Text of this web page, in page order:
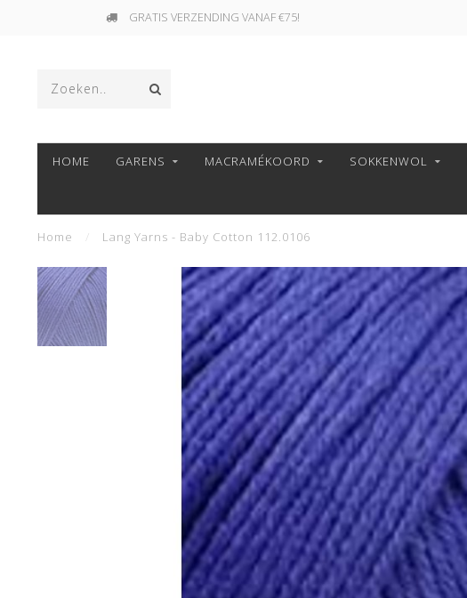
GRATIS VERZENDING VANAF €75!
HOME GARENS MACRAMÉKOORD SOKKENWOL
Home Lang Yarns - Baby Cotton 112.0106